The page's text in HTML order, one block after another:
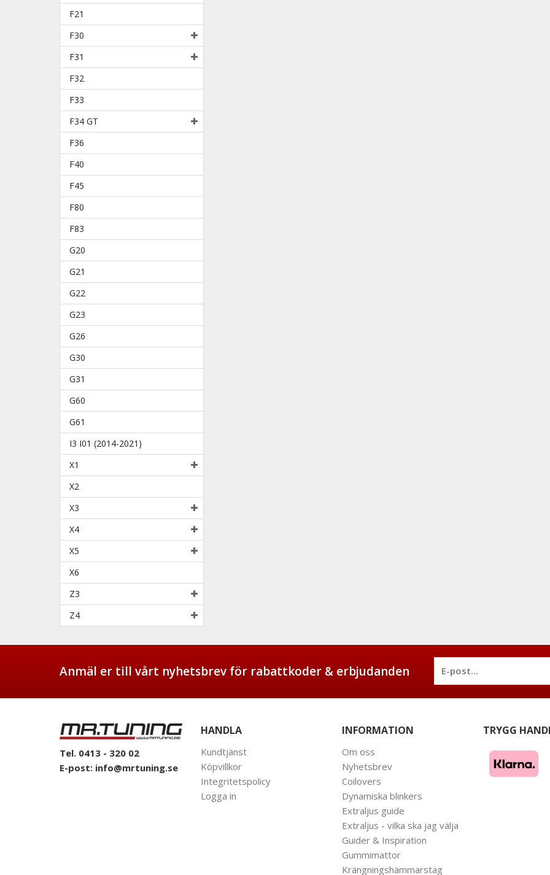
F21
F30
F31
F32
F33
F34 GT
F36
F40
F45
F80
F83
G20
G21
G22
G23
G26
G30
G31
G60
G61
I3 I01 (2014-2021)
X1
X2
X3
X4
X5
X6
Z3
Z4
Anmäl er till vårt nyhetsbrev för rabattkoder & erbjudanden
Tel. 0413 - 320 02
E-post: info@mrtuning.se
HANDLA
Kundtjänst
Köpvillkor
Integritetspolicy
Logga in
INFORMATION
Om oss
Nyhetsbrev
Coilovers
Dynamiska blinkers
Extraljus guide
Extraljus - vilka ska jag välja
Guider & Inspiration
Gummimattor
Krängningshämmarstag
TRYGG